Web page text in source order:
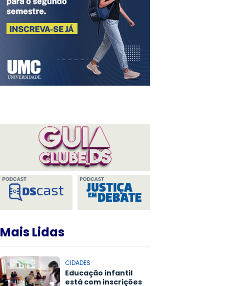
Mais Lidas
CIDADES
Educação infantil
está com inscrições